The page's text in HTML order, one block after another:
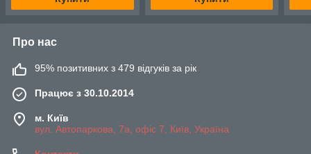
Про нас
95% позитивних з 479 відгуків за рік
Працює з 30.10.2014
м. Київ
вул. Автопаркова, 7а, офіс 7, Київ, Україна